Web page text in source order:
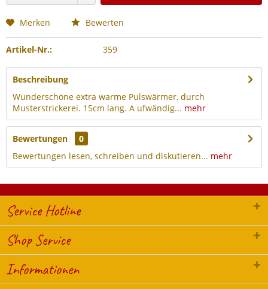
Merken Bewerten
Artikel-Nr.: 359
Beschreibung
Wunderschöne extra warme Pulswärmer, durch
Musterstrickerei. 15cm lang. A ufwändig... mehr
Bewertungen
0
Bewertungen lesen, schreiben und diskutieren... mehr
Service Hotline
Shop Service
Informationen